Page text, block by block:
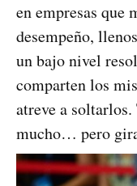
en empresas que
desempeño,
un bajo nivel
comparten los
atreve a
mucho… pero